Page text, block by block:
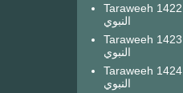
Taraweeh 1422 صلاة التراويح من المسجد
النبوي
Taraweeh 1423 صلاة التراويح من المسجد
النبوي
Taraweeh 1424 صلاة التراويح من المسجد
النبوي